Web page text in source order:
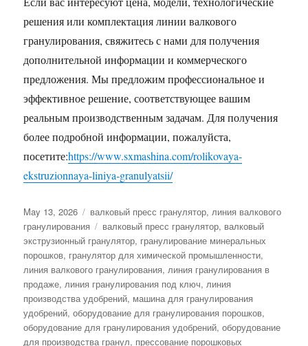
решения или комплектация линии валкового
гранулирования, свяжитесь с нами для получения
дополнительной информации и коммерческого
предложения. Мы предложим профессиональное и
эффективное решение, соответствующее вашим
реальным производственным задачам. Для получения
более подробной информации, пожалуйста,
посетите:https://www.sxmashina.com/rolikovaya-
ekstruzionnaya-liniya-granulyatsii/
Posted
on
May 13, 2026 Categories
валковый пресс гранулятор,линия валкового
гранулирования
Tags
валковый пресс гранулятор, валковый
экструзионный гранулятор, гранулирование минеральных
порошков, гранулятор для химической промышленности,
линия валкового гранулирования,линия гранулирования в
продаже,линия гранулирования под ключ,линия
производства удобрений, машина для гранулирования
удобрений,оборудование для гранулирования порошков,
оборудование для гранулирования удобрений,оборудование
для производства гранул, прессование порошковых